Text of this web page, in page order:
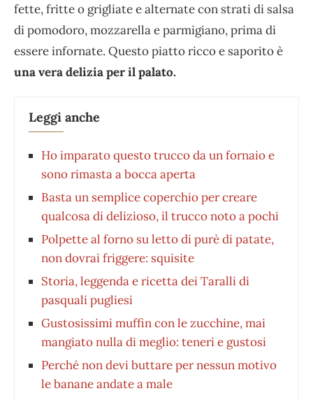
fette, fritte o grigliate e alternate con strati di salsa
di pomodoro, mozzarella e parmigiano, prima di
essere infornate. Questo piatto ricco e saporito è
una vera delizia per il palato.
Leggi anche
Ho imparato questo trucco da un fornaio e
sono rimasta a bocca aperta
Basta un semplice coperchio per creare
qualcosa di delizioso, il trucco noto a pochi
Polpette al forno su letto di purè di patate,
non dovrai friggere: squisite
Storia, leggenda e ricetta dei Taralli di
pasquali pugliesi
Gustosissimi muffin con le zucchine, mai
mangiato nulla di meglio: teneri e gustosi
Perché non devi buttare per nessun motivo
le banane andate a male